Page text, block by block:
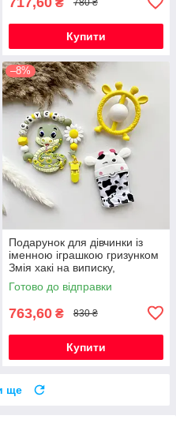
780 ₴
Купити
–8%
Подарунок для дівчинки із
іменною іграшкою гризунком
Змія хакі на виписку,
хрестини, півроку,
народження
Готово до відправки
763,60 ₴ 830 ₴
Купити
ще